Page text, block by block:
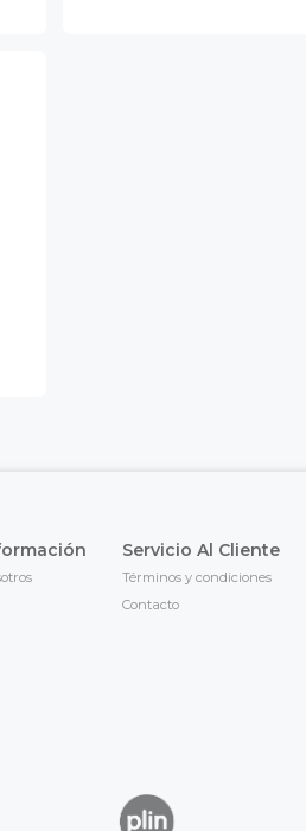
Servicio Al Cliente
Términos y condiciones
Contacto